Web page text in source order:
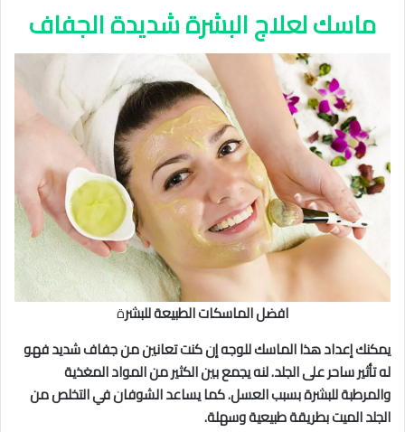
ماسك لعلاج البشرة شديدة الجفاف
افضل الماسكات الطبيعة للبشرة
يمكنك إعداد هذا الماسك للوجه إن كنت تعانين من جفاف شديد فهو
له تأثير ساحر على الجلد. لنه يجمع بين الكثير من المواد المغذية
والمرطبة للبشرة بسبب العسل. كما يساعد الشوفان في التخلص من
الجلد الميت بطريقة طبيعية وسهلة.